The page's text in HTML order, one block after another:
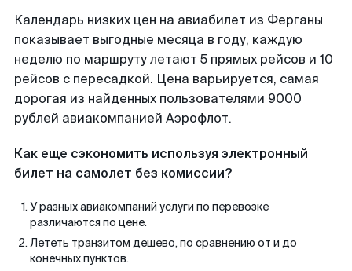
Календарь низких цен на авиабилет из Ферганы
показывает выгодные месяца в году, каждую
неделю по маршруту летают 5 прямых рейсов и 10
рейсов с пересадкой. Цена варьируется, самая
дорогая из найденных пользователями 9000
рублей авиакомпанией Аэрофлот.
Как еще сэкономить используя электронный
билет на самолет без комиссии?
У разных авиакомпаний услуги по перевозке
различаются по цене.
Лететь транзитом дешево, по сравнению от и до
конечных пунктов.